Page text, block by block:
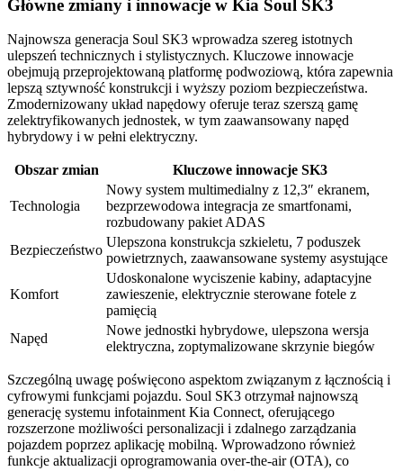
Główne zmiany i innowacje w Kia Soul SK3
Najnowsza generacja Soul SK3 wprowadza szereg istotnych
ulepszeń technicznych i stylistycznych. Kluczowe innowacje
obejmują przeprojektowaną platformę podwoziową, która zapewnia
lepszą sztywność konstrukcji i wyższy poziom bezpieczeństwa.
Zmodernizowany układ napędowy oferuje teraz szerszą gamę
zelektryfikowanych jednostek, w tym zaawansowany napęd
hybrydowy i w pełni elektryczny.
Obszar zmian Kluczowe innowacje SK3
Technologia
Nowy system multimedialny z 12,3″ ekranem,
bezprzewodowa integracja ze smartfonami,
rozbudowany pakiet ADAS
Bezpieczeństwo
Ulepszona konstrukcja szkieletu, 7 poduszek
powietrznych, zaawansowane systemy asystujące
Komfort
Udoskonalone wyciszenie kabiny, adaptacyjne
zawieszenie, elektrycznie sterowane fotele z
pamięcią
Napęd
Nowe jednostki hybrydowe, ulepszona wersja
elektryczna, zoptymalizowane skrzynie biegów
Szczególną uwagę poświęcono aspektom związanym z łącznością i
cyfrowymi funkcjami pojazdu. Soul SK3 otrzymał najnowszą
generację systemu infotainment Kia Connect, oferującego
rozszerzone możliwości personalizacji i zdalnego zarządzania
pojazdem poprzez aplikację mobilną. Wprowadzono również
funkcje aktualizacji oprogramowania over-the-air (OTA), co